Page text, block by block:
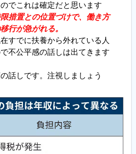
でこれは確定だと思います
措置との位置づけで、働き方
行が急がれる。
すでに扶養から外れている人
不公平感の話しは出てきます
話しです。注視しましょう